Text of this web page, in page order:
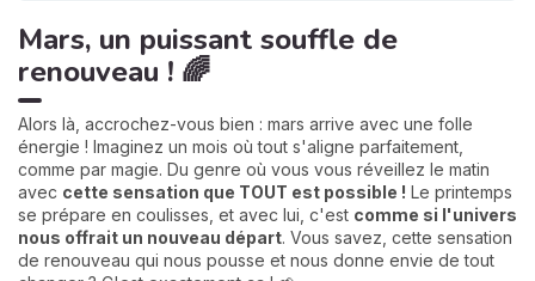
Mars, un puissant souffle de
renouveau ! 🌈
Alors là, accrochez-vous bien : mars arrive avec une folle
énergie ! Imaginez un mois où tout s'aligne parfaitement,
comme par magie. Du genre où vous vous réveillez le matin
avec cette sensation que TOUT est possible ! Le printemps
se prépare en coulisses, et avec lui, c'est comme si l'univers
nous offrait un nouveau départ. Vous savez, cette sensation
de renouveau qui nous pousse et nous donne envie de tout